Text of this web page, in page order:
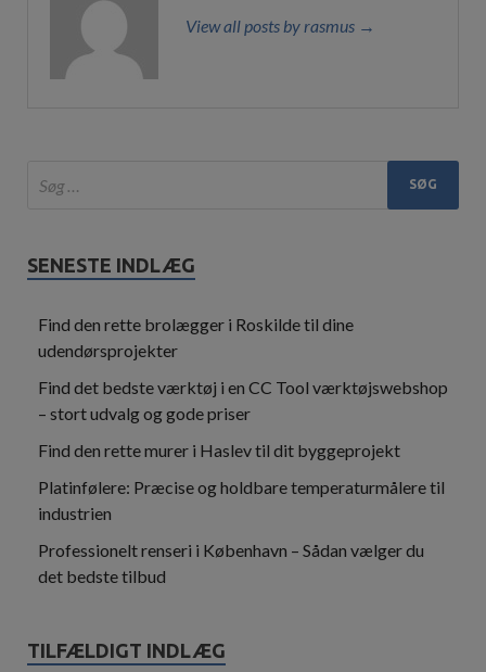
View all posts by rasmus →
SENESTE INDLÆG
Find den rette brolægger i Roskilde til dine
udendørsprojekter
Find det bedste værktøj i en CC Tool værktøjswebshop
– stort udvalg og gode priser
Find den rette murer i Haslev til dit byggeprojekt
Platinfølere: Præcise og holdbare temperaturmålere til
industrien
Professionelt renseri i København – Sådan vælger du
det bedste tilbud
TILFÆLDIGT INDLÆG